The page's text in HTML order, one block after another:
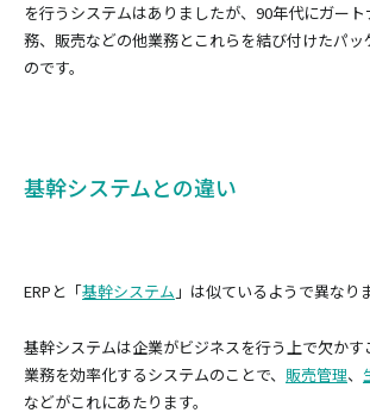
を行うシステムはありましたが、90年代にガー
務、販売などの他業務とこれらを結び付けたパ
のです。
基幹システムとの違い
ERPと「基幹システム 」は似ているようで異なり
基幹システムは企業がビジネスを行う上で欠か
業務を効率化するシステムのことで、 販売管理、
などがこれにあたります。